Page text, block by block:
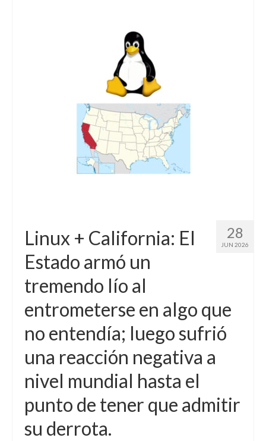
28
JUN 2026
Linux + California: El
Estado armó un
tremendo lío al
entrometerse en algo que
no entendía; luego sufrió
una reacción negativa a
nivel mundial hasta el
punto de tener que admitir
su derrota.